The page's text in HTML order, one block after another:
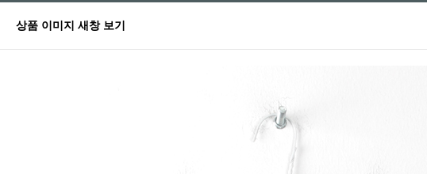
상품 이미지 새창 보기